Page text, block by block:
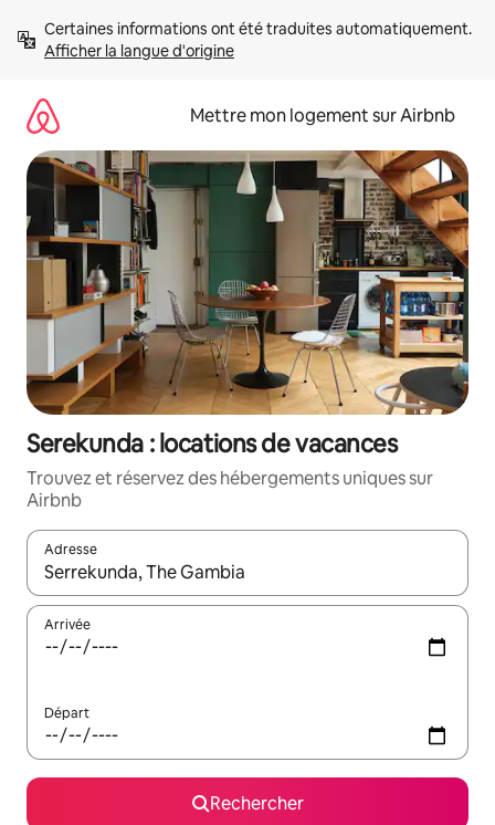
directement
Afficher la langue d'origine
Mettre mon logement sur Airbnb
Serekunda : locations de vacances
Trouvez et réservez des hébergements uniques sur
Airbnb
Adresse
Lorsque les résultats s'affichent, utilisez les flèches vers le
Arrivée
Départ
Rechercher